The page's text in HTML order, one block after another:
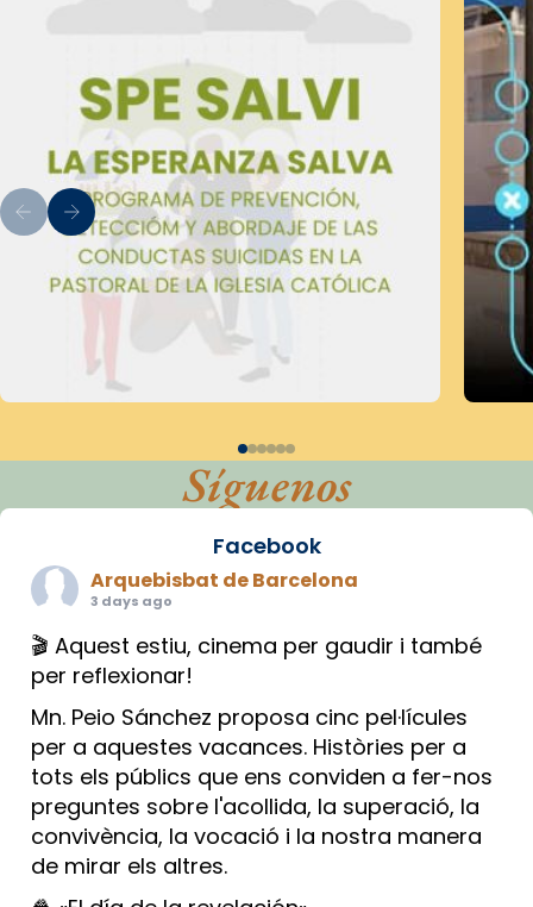
Síguenos
Facebook
Arquebisbat de Barcelona
3 days ago
🎬 Aquest estiu, cinema per gaudir i també
per reflexionar!
Mn. Peio Sánchez proposa cinc pel·lícules
per a aquestes vacances. Històries per a
tots els públics que ens conviden a fer-nos
preguntes sobre l'acollida, la superació, la
convivència, la vocació i la nostra manera
de mirar els altres.